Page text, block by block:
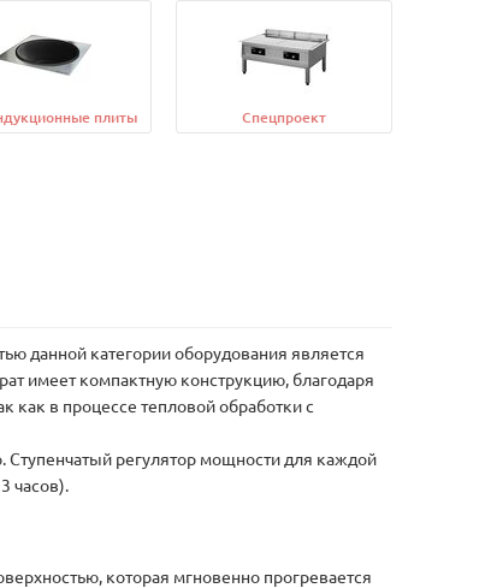
плиты Спецпроект
данной категории оборудования является
имеет компактную конструкцию, благодаря
как в процессе тепловой обработки с
регулятор мощности для каждой
часов).
которая мгновенно прогревается